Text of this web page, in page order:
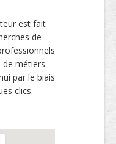
est fait
de
métiers.
par le biais
clics.